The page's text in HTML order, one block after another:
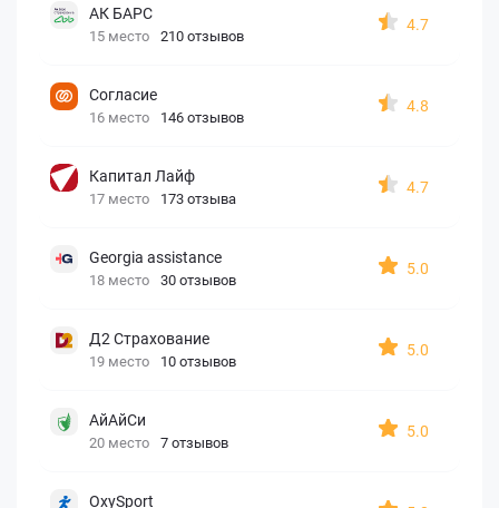
АК БАРС
15 место 210 отзывов
4.7
Согласие
16 место 146 отзывов
4.8
Капитал Лайф
17 место 173 отзыва
4.7
Georgia assistance
18 место 30 отзывов
5.0
Д2 Страхование
19 место 10 отзывов
5.0
АйАйСи
20 место 7 отзывов
5.0
OxySport